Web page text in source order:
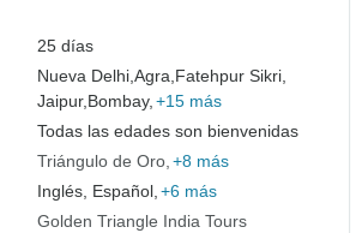
25 días
Nueva Delhi,Agra, Fatehpur Sikri,
Jaipur, Bombay, +15 más
Todas las edades son bienvenidas
Triángulo de Oro +8 más
Inglés, Español, +6 más
Golden Triangle India Tours